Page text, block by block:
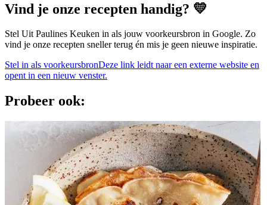
Vind je onze recepten handig? 💛
Stel Uit Paulines Keuken in als jouw voorkeursbron in Google. Zo
vind je onze recepten sneller terug én mis je geen nieuwe inspiratie.
Stel in als voorkeursbronDeze link leidt naar een externe website en
opent in een nieuw venster.
Probeer ook: